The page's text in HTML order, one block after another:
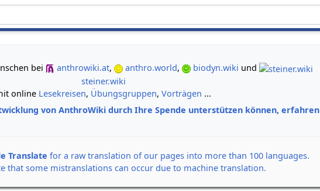
bei anthrowiki.at, anthro.world, biodyn.wiki und
steiner.wiki
online Lesekreisen, Übungsgruppen,Vorträgen ...
von AnthroWiki durch Ihre Spende unterstützen können, erfahren
Translate for a raw translation of our pages into more than 100 languages.
that some mistranslations can occur due to machine translation.